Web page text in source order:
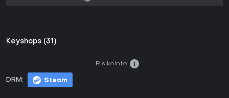
Keyshops (31)
DRM: Steam
Risikoinfo: